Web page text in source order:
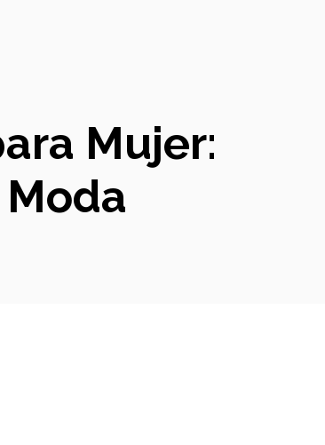
Mujer: